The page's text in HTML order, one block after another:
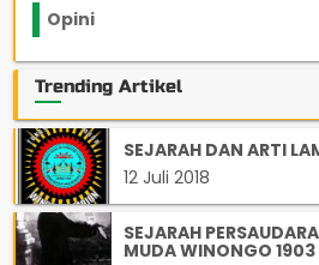
Opini
Trending Artikel
SEJARAH DAN ARTI
12 Juli 2018
SEJARAH
MUDA WINONGO 1903